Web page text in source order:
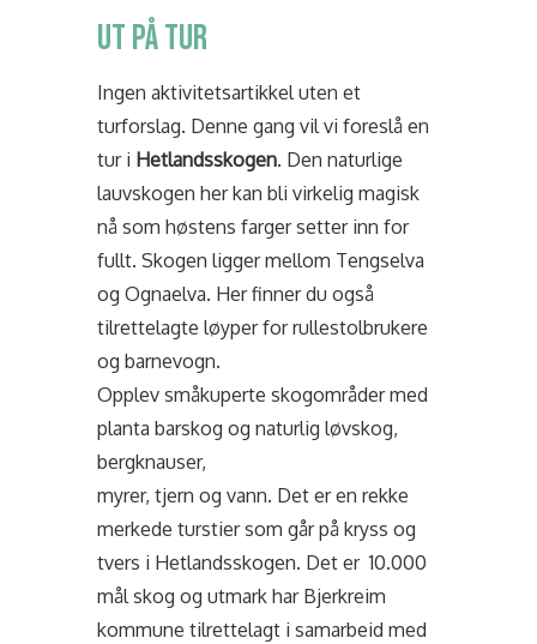
Ut på Tur
Ingen aktivitetsartikkel uten et
turforslag. Denne gang vil vi foreslå en
tur i Hetlandsskogen. Den naturlige
lauvskogen her kan bli virkelig magisk
nå som høstens farger setter inn for
fullt. Skogen ligger mellom Tengselva
og Ognaelva. Her finner du også
tilrettelagte løyper for rullestolbrukere
og barnevogn.
Opplev småkuperte skogområder med
planta barskog og naturlig løvskog,
bergknauser,
myrer, tjern og vann. Det er en rekke
merkede turstier som går på kryss og
tvers i Hetlandsskogen. Det er 10.000
mål skog og utmark har Bjerkreim
kommune tilrettelagt i samarbeid med